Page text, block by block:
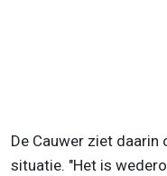
De Cauwer ziet daarin
situatie. "Het is